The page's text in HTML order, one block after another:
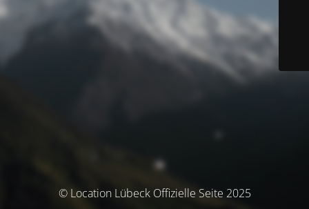
© Location Lübeck Offizielle Seite 2025